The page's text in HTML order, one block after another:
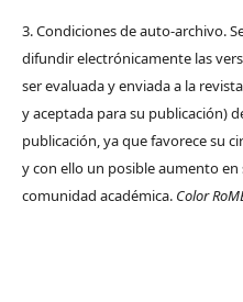
3. Condiciones de auto-archivo.
difundir electrónicamente las
ser evaluada y enviada a la
y aceptada para su publicación)
publicación, ya que favorece su
y con ello un posible aumento en
comunidad académica. Color